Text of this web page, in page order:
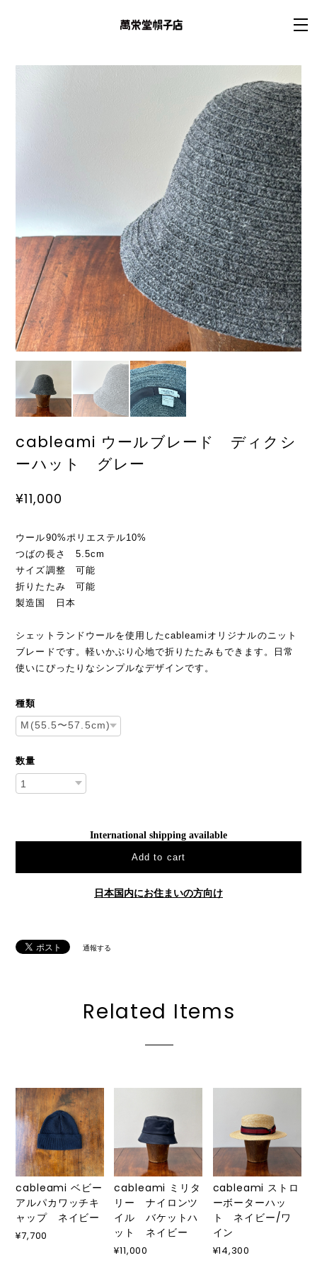
cableami ウールブレード ディクシ
ーハット グレー
¥11,000
ウール90%ポリエステル10%
つばの長さ 5.5cm
サイズ調整 可能
折りたたみ 可能
製造国 日本
シェットランドウールを使用したcableamiオリジナルのニット
ブレードです。軽いかぶり心地で折りたたみもできます。日常
使いにぴったりなシンプルなデザインです。
種類
数量
International shipping available
Add to cart
日本国内にお住まいの方向け
通報する
Related Items
cableami ベビー
アルパカワッチキ
ャップ ネイビー
¥7,700
cableami ミリタ
リー ナイロンツ
イル バケットハ
ット ネイビー
¥11,000
cableami ストロ
ーボーターハッ
ト ネイビー/ワ
イン
¥14,300